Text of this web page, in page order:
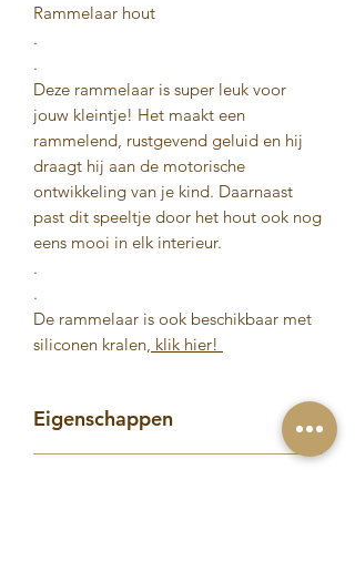
Rammelaar hout
.
.
Deze rammelaar is super leuk voor
jouw kleintje! Het maakt een
rammelend, rustgevend geluid en hij
draagt hij aan de motorische
ontwikkeling van je kind. Daarnaast
past dit speeltje door het hout ook nog
eens mooi in elk interieur.
.
.
De rammelaar is ook beschikbaar met
siliconen kralen, klik hier!
Eigenschappen